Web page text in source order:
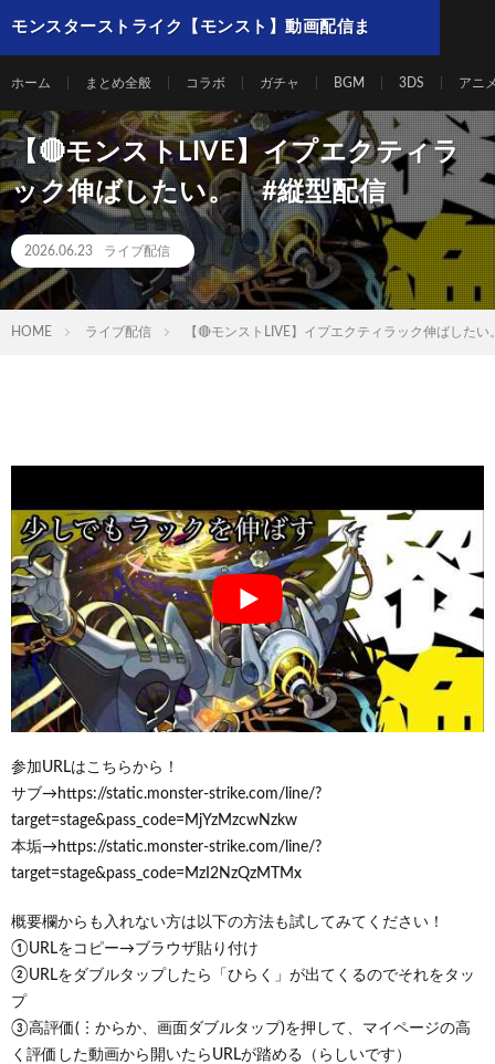
モンスターストライク【モンスト】動画配信ま
ホーム まとめ全般 コラボ ガチャ BGM 3DS アニ
【🔴モンストLIVE】イプエクティラ
ック伸ばしたい。 #縦型配信
2026.06.23 ライブ配信
HOME ライブ配信 【🔴モンストLIVE】イプエクティラック伸ばした
参加URLはこちらから！
サブ→https://static.monster-strike.com/line/?
target=stage&pass_code=MjYzMzcwNzkw
本垢→https://static.monster-strike.com/line/?
target=stage&pass_code=MzI2NzQzMTMx
概要欄からも入れない方は以下の方法も試してみてください！
①URLをコピー→ブラウザ貼り付け
②URLをダブルタップしたら「ひらく」が出てくるのでそれをタッ
プ
③高評価(︙からか、画面ダブルタップ)を押して、マイページの高
く評価した動画から開いたらURLが踏める（らしいです）